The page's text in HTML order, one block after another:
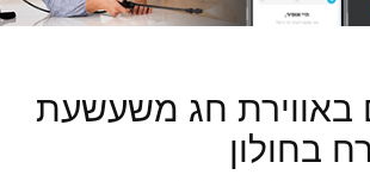
באווירת חג משעשעת
בחולון